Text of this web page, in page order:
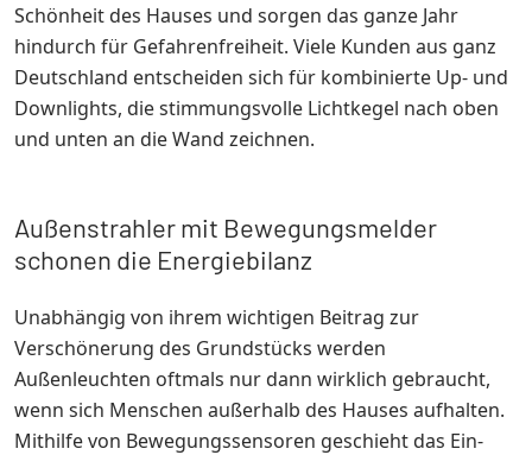
Schönheit des Hauses und sorgen das ganze Jahr
hindurch für Gefahrenfreiheit. Viele Kunden aus ganz
Deutschland entscheiden sich für kombinierte Up- und
Downlights, die stimmungsvolle Lichtkegel nach oben
und unten an die Wand zeichnen.
Außenstrahler mit Bewegungsmelder
schonen die Energiebilanz
Unabhängig von ihrem wichtigen Beitrag zur
Verschönerung des Grundstücks werden
Außenleuchten oftmals nur dann wirklich gebraucht,
wenn sich Menschen außerhalb des Hauses aufhalten.
Mithilfe von Bewegungssensoren geschieht das Ein-